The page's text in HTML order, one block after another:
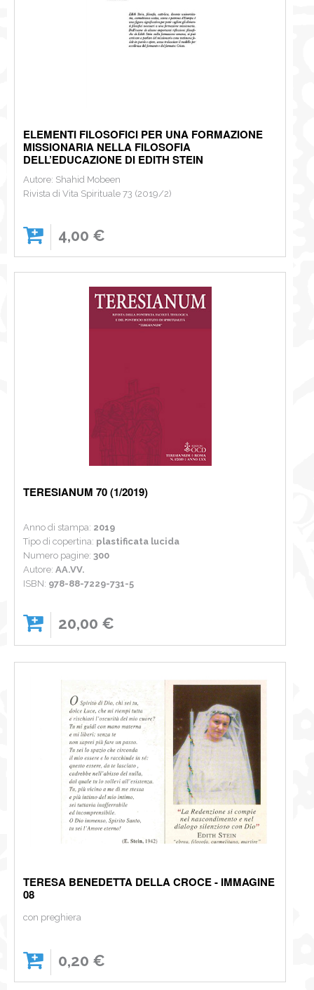
ELEMENTI FILOSOFICI PER UNA FORMAZIONE
MISSIONARIA NELLA FILOSOFIA
DELL’EDUCAZIONE DI EDITH STEIN
Autore: Shahid Mobeen
Rivista di Vita Spirituale 73 (2019/2)
4,00 €
TERESIANUM 70 (1/2019)
Anno di stampa: 2019
Tipo di copertina: plastificata lucida
Numero pagine: 300
Autore: AA.VV.
ISBN: 978-88-7229-731-5
20,00 €
TERESA BENEDETTA DELLA CROCE - IMMAGINE
08
con preghiera
0,20 €